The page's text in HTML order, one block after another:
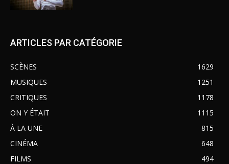
ARTICLES PAR CATÉGORIE
SCÈNES
1629
MUSIQUES
1251
CRITIQUES
1178
ON Y ÉTAIT
1115
À LA UNE
815
CINÉMA
648
FILMS
494